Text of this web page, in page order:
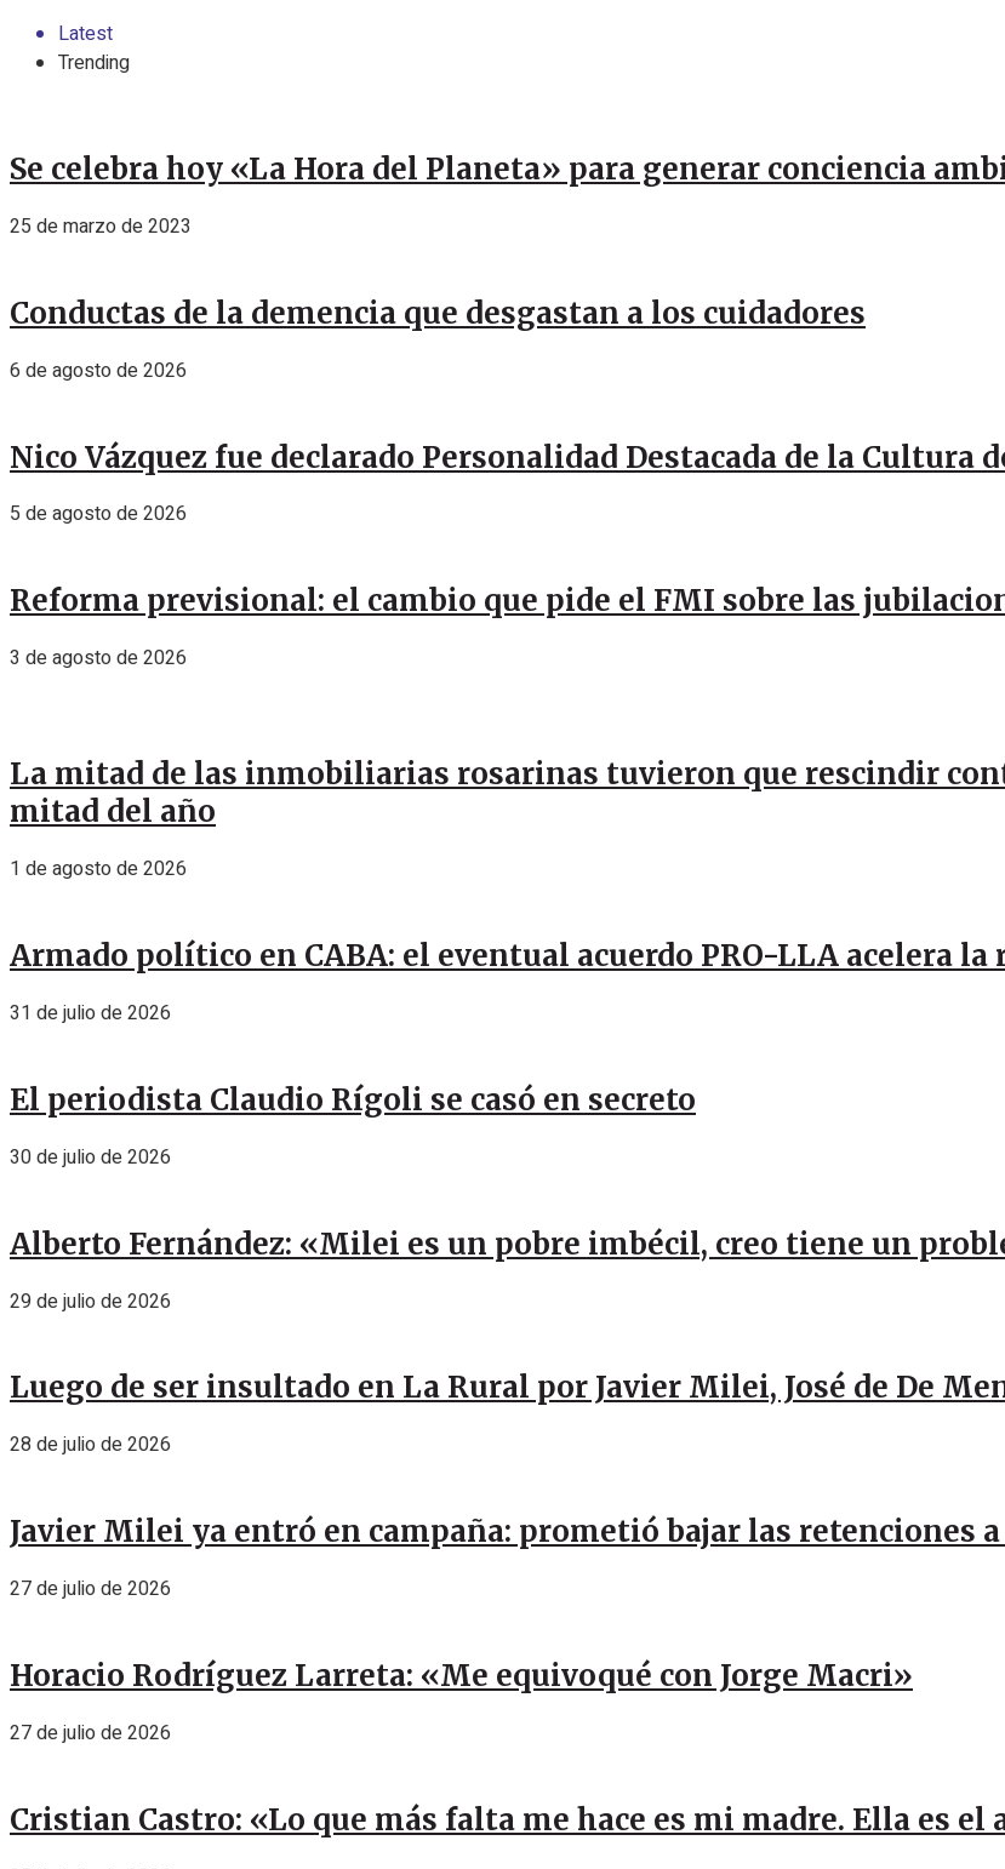
Latest
Trending
Se celebra hoy «La Hora del Planeta» para generar conciencia
25 de marzo de 2023
Conductas de la demencia que desgastan a los cuidadores
6 de agosto de 2026
Nico Vázquez fue declarado Personalidad Destacada de la Cultura
5 de agosto de 2026
Reforma previsional: el cambio que pide el FMI sobre las
3 de agosto de 2026
La mitad de las inmobiliarias rosarinas tuvieron que rescindir
mitad del año
1 de agosto de 2026
Armado político en CABA: el eventual acuerdo PRO-LLA acelera
31 de julio de 2026
El periodista Claudio Rígoli se casó en secreto
30 de julio de 2026
Alberto Fernández: «Milei es un pobre imbécil, creo tiene un
29 de julio de 2026
Luego de ser insultado en La Rural por Javier Milei, José de De
28 de julio de 2026
Javier Milei ya entró en campaña: prometió bajar las retenciones
27 de julio de 2026
Horacio Rodríguez Larreta: «Me equivoqué con Jorge Macri»
27 de julio de 2026
Cristian Castro: «Lo que más falta me hace es mi madre. Ella es el